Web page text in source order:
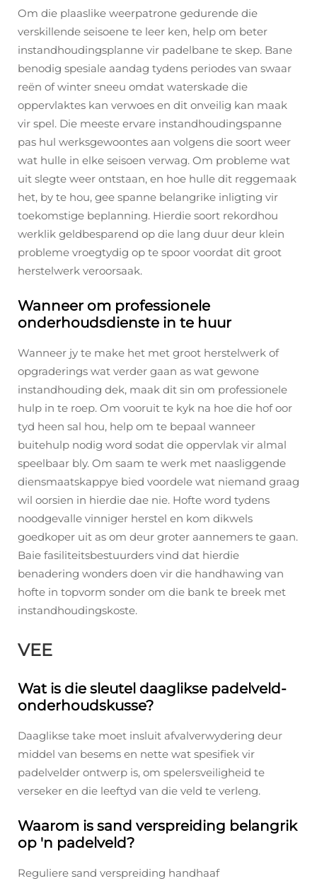
Om die plaaslike weerpatrone gedurende die
verskillende seisoene te leer ken, help om beter
instandhoudingsplanne vir padelbane te skep. Bane
benodig spesiale aandag tydens periodes van swaar
reën of winter sneeu omdat waterskade die
oppervlaktes kan verwoes en dit onveilig kan maak
vir spel. Die meeste ervare instandhoudingspanne
pas hul werksgewoontes aan volgens die soort weer
wat hulle in elke seisoen verwag. Om probleme wat
uit slegte weer ontstaan, en hoe hulle dit reggemaak
het, by te hou, gee spanne belangrike inligting vir
toekomstige beplanning. Hierdie soort rekordhou
werklik geldbesparend op die lang duur deur klein
probleme vroegtydig op te spoor voordat dit groot
herstelwerk veroorsaak.
Wanneer om professionele
onderhoudsdienste in te huur
Wanneer jy te make het met groot herstelwerk of
opgraderings wat verder gaan as wat gewone
instandhouding dek, maak dit sin om professionele
hulp in te roep. Om vooruit te kyk na hoe die hof oor
tyd heen sal hou, help om te bepaal wanneer
buitehulp nodig word sodat die oppervlak vir almal
speelbaar bly. Om saam te werk met naasliggende
diensmaatskappye bied voordele wat niemand graag
wil oorsien in hierdie dae nie. Hofte word tydens
noodgevalle vinniger herstel en kom dikwels
goedkoper uit as om deur groter aannemers te gaan.
Baie fasiliteitsbestuurders vind dat hierdie
benadering wonders doen vir die handhawing van
hofte in topvorm sonder om die bank te breek met
instandhoudingskoste.
VEE
Wat is die sleutel daaglikse padelveld-
onderhoudskusse?
Daaglikse take moet insluit afvalverwydering deur
middel van besems en nette wat spesifiek vir
padelvelder ontwerp is, om spelersveiligheid te
verseker en die leeftyd van die veld te verleng.
Waarom is sand verspreiding belangrik
op 'n padelveld?
Reguliere sand verspreiding handhaaf